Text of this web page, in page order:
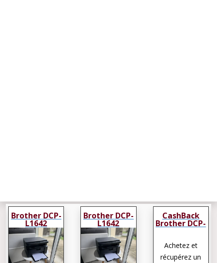
Brother DCP-
L1642
Brother DCP-
L1642
CashBack
Brother DCP-
L1642
Achetez et
récupérez un